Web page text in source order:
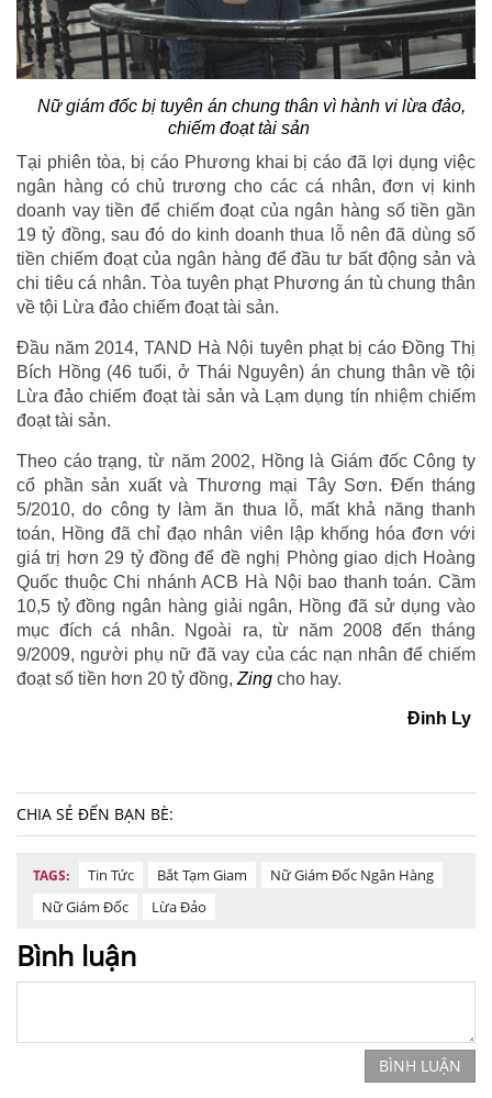
Nữ giám đốc bị tuyên án chung thân vì hành vi lừa đảo,
chiếm đoạt tài sản
Tại phiên tòa, bị cáo Phương khai bị cáo đã lợi dụng việc
ngân hàng có chủ trương cho các cá nhân, đơn vị kinh
doanh vay tiền để chiếm đoạt của ngân hàng số tiền gần
19 tỷ đồng, sau đó do kinh doanh thua lỗ nên đã dùng số
tiền chiếm đoạt của ngân hàng để đầu tư bất động sản và
chi tiêu cá nhân. Tòa tuyên phạt Phương án tù chung thân
về tội Lừa đảo chiếm đoạt tài sản.
Đầu năm 2014, TAND Hà Nội tuyên phạt bị cáo Đồng Thị
Bích Hồng (46 tuổi, ở Thái Nguyên) án chung thân về tội
Lừa đảo chiếm đoạt tài sản và Lạm dụng tín nhiệm chiếm
đoạt tài sản.
Theo cáo trạng, từ năm 2002, Hồng là Giám đốc Công ty
cổ phần sản xuất và Thương mại Tây Sơn. Đến tháng
5/2010, do công ty làm ăn thua lỗ, mất khả năng thanh
toán, Hồng đã chỉ đạo nhân viên lập khống hóa đơn với
giá trị hơn 29 tỷ đồng để đề nghị Phòng giao dịch Hoàng
Quốc thuộc Chi nhánh ACB Hà Nội bao thanh toán. Cầm
10,5 tỷ đồng ngân hàng giải ngân, Hồng đã sử dụng vào
mục đích cá nhân. Ngoài ra, từ năm 2008 đến tháng
9/2009, người phụ nữ đã vay của các nạn nhân để chiếm
đoạt số tiền hơn 20 tỷ đồng, Zing cho hay.
Đinh Ly
CHIA SẺ ĐẾN BẠN BÈ:
TAGS: Tin Tức Bắt Tạm Giam
Nữ Giám Đốc Ngân Hàng
Nữ Giám Đốc
Lừa Đảo
Bình luận
BÌNH LUẬN